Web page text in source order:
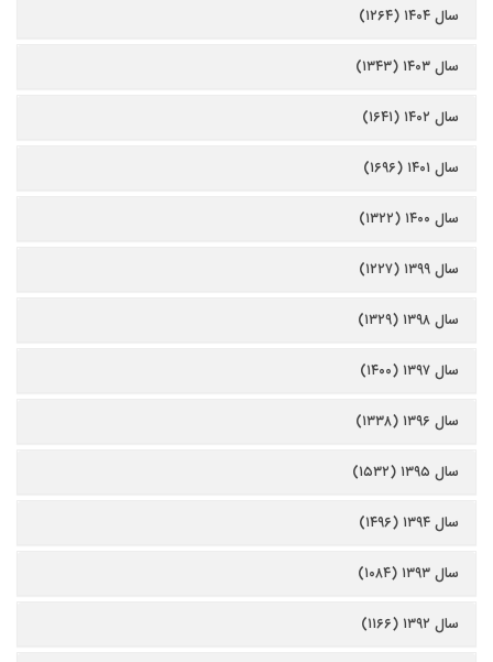
سال ۱۴۰۴ (۱۲۶۴)
سال ۱۴۰۳ (۱۳۴۳)
سال ۱۴۰۲ (۱۶۴۱)
سال ۱۴۰۱ (۱۶۹۶)
سال ۱۴۰۰ (۱۳۲۲)
سال ۱۳۹۹ (۱۲۲۷)
سال ۱۳۹۸ (۱۳۲۹)
سال ۱۳۹۷ (۱۴۰۰)
سال ۱۳۹۶ (۱۳۳۸)
سال ۱۳۹۵ (۱۵۳۲)
سال ۱۳۹۴ (۱۴۹۶)
سال ۱۳۹۳ (۱۰۸۴)
سال ۱۳۹۲ (۱۱۶۶)